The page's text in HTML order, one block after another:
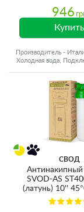
946
Купить
Производитель -
Холодная вода,
СВОД
SVOD-AS
(латунь) 10''
картриджем